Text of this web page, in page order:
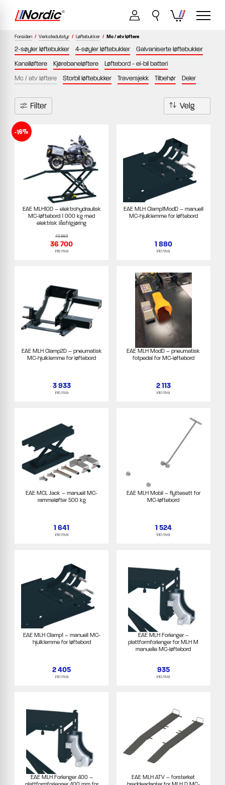
Forsiden / Verkstedutstyr / Løftebukker / Mc / atv løftere
2-søyler løftebukker 4-søyler løftebukker
Galvaniserte løftebukker
Kanalløftere
Kjørebaneløftere
Løftebord - el-bil batteri
Mc / atv løftere
Storbil løftebukker Traversjekk Tilbehør Deler
Filter
-16%
EAE MLH10D – elektrohydraulisk
MC-løftebord 1 000 kg med
elektrisk låsfrigjøring
43 863
36 700
inkl mva
EAE MLH Clamp1ModD – manuell
MC-hjulklemme for løftebord
1 880
inkl mva
EAE MLH Clamp2D – pneumatisk
MC-hjulklemme for løftebord
3 933
inkl mva
EAE MLH ModD – pneumatisk
fotpedal for MC-løftebord
2 113
inkl mva
EAE MCL Jack – manuell MC-
rammeløfter 500 kg
1 641
inkl mva
EAE MLH Mobil – flyttesett for
MC-løftebord
1 524
inkl mva
EAE MLH Clamp1 – manuell MC-
hjulklemme for løftebord
2 405
inkl mva
EAE MLH Forlenger –
plattformforlenger for MLH M
manuelle MC-løftebord
935
inkl mva
EAE MLH Forlenger 400 –
EAE MLH ATV – forsterket